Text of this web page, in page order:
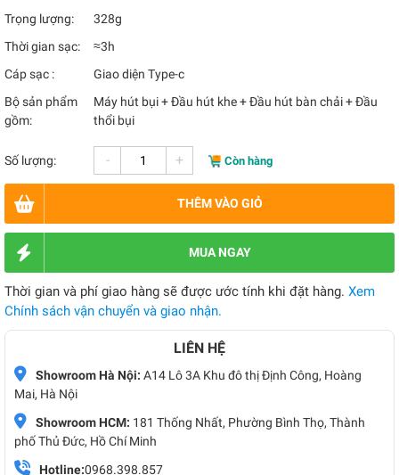
Trọng lượng:
328g
Thời gian sạc:
≈3h
Cáp sạc :
Giao diện Type-c
Bộ sản phẩm
gồm:
Máy hút bụi + Đầu hút khe + Đầu hút bàn chải + Đầu
thổi bụi
Số lượng: - + Còn hàng
THÊM VÀO GIỎ
MUA NGAY
Thời gian và phí giao hàng sẽ được ước tính khi đặt hàng. Xem
Chính sách vận chuyển và giao nhận.
LIÊN HỆ
Showroom Hà Nội: A14 Lô 3A Khu đô thị Định Công, Hoàng
Mai, Hà Nội
Showroom HCM: 181 Thống Nhất, Phường Bình Thọ, Thành
phố Thủ Đức, Hồ Chí Minh
Hotline:0968.398.857